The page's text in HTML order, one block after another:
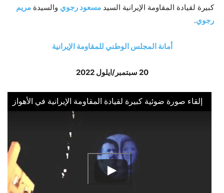
كبيرة لقيادة المقاومة الإيرانية السيد مسعود رجوي والسيدة مريم
رجوي.
أمانة المجلس الوطني للمقاومة الإيرانية
20 سبتمبر/ايلول 2022
إلقاء صورة ضوئية كبيرة لقيادة المقاومة الإيرانية في الأهواز